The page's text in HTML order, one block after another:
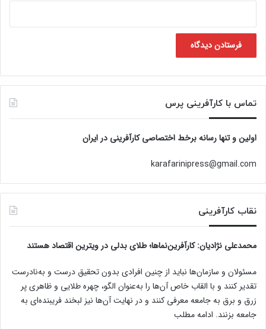
تماس با کارآفرینی پرس
اولین و تنها رسانه برخط اختصاصی کارآفرینی در ایران
karafarinipress@gmail.com
نقاب کارآفرینی
محمدعلی نژادیان: کارآفرین‌نماها؛ طلای بدلی در ویترین اقتصاد هستند
مسئولان و سازمان‌ها نباید از چنین افرادی بدون تحقیق درست و به‌نادرست
تقدیر کنند و با القاب خاص آ‌ن‌ها را به‌عنوان الگو، چهره طلایی و ظاهری پر
زرق و برق به جامعه معرفی کنند و در نهایت آن‌ها نیز لبخند فریبنده‌ای به
جامعه بزنند. ادامه مطلب